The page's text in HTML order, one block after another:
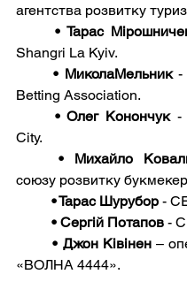
агентства розвитку
• Тарас
Shangri La Kyiv.
• МиколаМельник -
Betting Association.
• Олег Конончук -
City.
• Михайло
союзу розвитку
• Тарас Шурубор -
• Сергій Потапов -
• Джон Ківінен –
«ВОЛНА 4444».